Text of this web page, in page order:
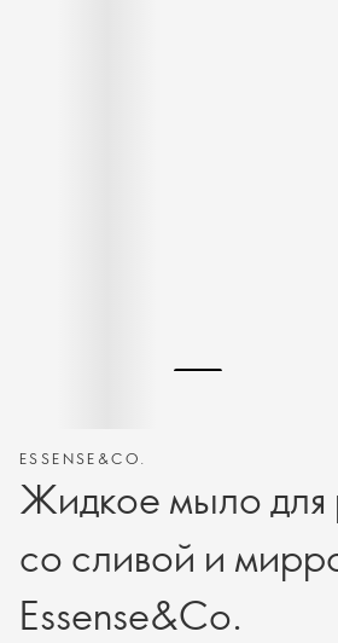
ESSENSE&CO.
Жидкое мыло для
со сливой и
Essense&Co.